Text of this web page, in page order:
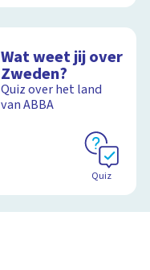
Wat weet jij over
Zweden?
Quiz over het land
van ABBA
Quiz